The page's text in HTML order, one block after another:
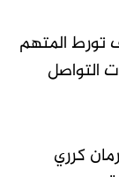
تورط المتهم
التواصل
كرري